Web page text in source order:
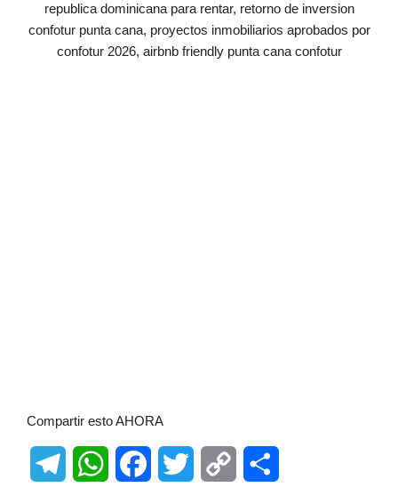
republica dominicana para rentar, retorno de inversion
confotur punta cana, proyectos inmobiliarios aprobados por
confotur 2026, airbnb friendly punta cana confotur
Compartir esto AHORA
TelegramWhatsAppFacebookTwitter Copy